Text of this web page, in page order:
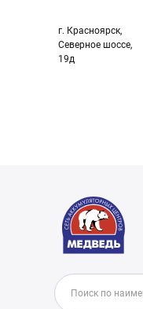
г. Красноярск,
Северное шоссе,
19д